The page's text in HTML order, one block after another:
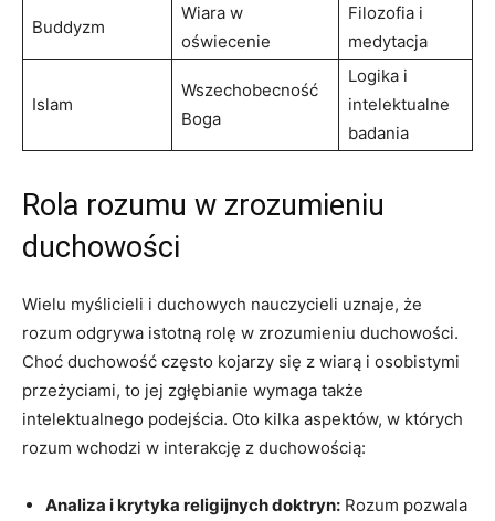
Buddyzm
Wiara w
oświecenie
Filozofia i
medytacja
Islam
Wszechobecność
Boga
Logika i
intelektualne
badania
Rola rozumu w‌ zrozumieniu⁢
duchowości
Wielu myślicieli ⁢i duchowych ‌nauczycieli uznaje, ‍że
⁢rozum odgrywa istotną rolę w zrozumieniu duchowości.
Choć duchowość ‍często kojarzy się z wiarą​ i osobistymi
przeżyciami, to jej zgłębianie wymaga ‌także
intelektualnego podejścia. Oto​ kilka aspektów, w których
rozum wchodzi w interakcję z duchowością:
Analiza i krytyka religijnych doktryn: Rozum pozwala